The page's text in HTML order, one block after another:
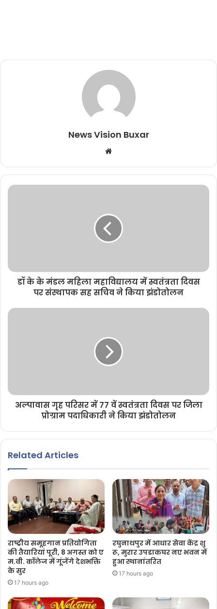
News Vision Buxar
b
s
e
डॉ के के मंडल महिला महाविद्यालय में स्वतंत्रता दिवस
पर संस्थापक सह सचिव ने किया झंडोतोलन
अल्पावास गृह परिसर में 77 वें स्वतंत्रता दिवस पर जिला
प्रोग्राम पदाधिकारी ने किया झंडोतोलन
Related Articles
राष्ट्रीय समूहगान प्रतियोगिता
की तैयारियां पूरी, 8 अगस्त को ए
म.वी. कॉलेज में गूंजेंगे देशभक्ति
के सुर
17 hours ago
रघुनाथपुर में आधार सेवा केंद्र शु
रू, मुरार उपडाकघर नए भवन में
हुआ स्थानांतरित
17 hours ago